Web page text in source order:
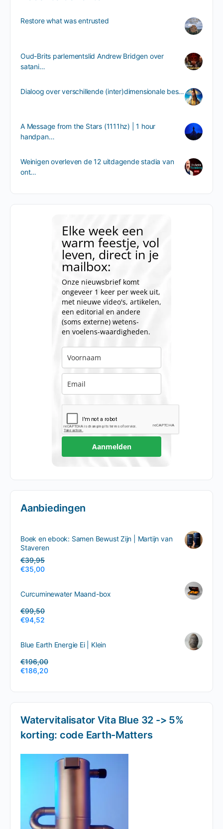
Restore what was entrusted
Oud-Brits parlementslid Andrew Bridgen over
satani…
Dialoog over verschillende (inter)dimensionale bes…
A Message from the Stars (1111hz) | 1 hour
handpan…
Weinigen overleven de 12 uitdagende stadia van
ont…
Elke week een
warm feestje, vol
leven, direct in je
mailbox:
Onze nieuwsbrief komt
ongeveer 1 keer per week uit,
met nieuwe video's, artikelen,
een editorial en andere
(soms externe) wetens-
en voelens-waardigheden.
Aanmelden
Aanbiedingen
Boek en ebook: Samen Bewust Zijn | Martijn van
Staveren
€39,95
€35,00
Curcuminewater Maand-box
€99,50
€94,52
Blue Earth Energie Ei | Klein
€196,00
€186,20
Watervitalisator Vita Blue 32 -> 5%
korting: code Earth-Matters